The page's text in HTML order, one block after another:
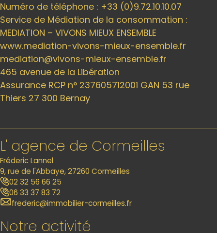
Numéro de téléphone : +33 (0)9.72.10.10.07
Service de Médiation de la consommation :
MEDIATION – VIVONS MIEUX ENSEMBLE
www.mediation-vivons-mieux-ensemble.fr
mediation@vivons-mieux-ensemble.fr
465 avenue de la Libération
Assurance RCP n° 237605712001 GAN 53 rue
Thiers 27 300 Bernay
L' agence de Cormeilles
Fréderic Lannel
9, rue de l'Abbaye, 27260 Cormeilles
02 32 56 66 25
06 33 37 83 72
frederic@immobilier-cormeilles.fr
Notre activité